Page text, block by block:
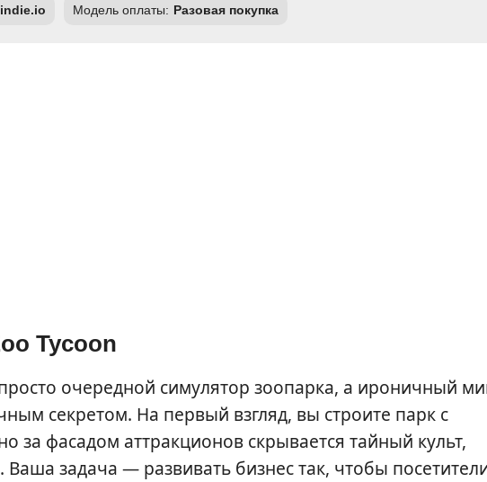
indie.io Модель оплаты: Разовая покупка
Tycoon
очередной симулятор зоопарка, а ироничный
секретом. На первый взгляд, вы строите парк с
за фасадом аттракционов скрывается тайный культ,
задача — развивать бизнес так, чтобы